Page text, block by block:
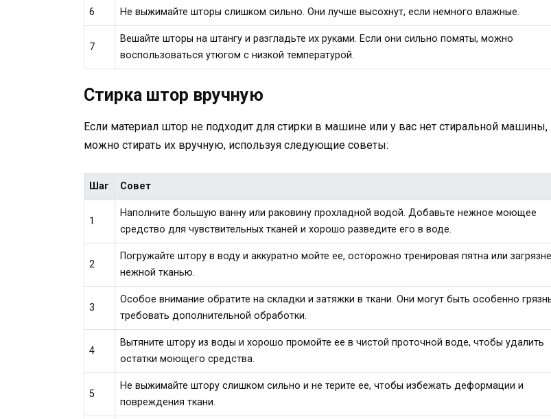
6 Не выжимайте шторы слишком сильно. Они лучше высохнут, если немного влажные.
7
Вешайте шторы на штангу и разгладьте их руками. Если они сильно помяты, можно
воспользоваться утюгом с низкой температурой.
Стирка штор вручную
Если материал штор не подходит для стирки в машине или у вас нет стиральной машины,
можно стирать их вручную, используя следующие советы:
Шаг Совет
1
Наполните большую ванну или раковину прохладной водой. Добавьте нежное моющее
средство для чувствительных тканей и хорошо разведите его в воде.
2
Погружайте штору в воду и аккуратно мойте ее, осторожно тренировая пятна или
нежной тканью.
3
Особое внимание обратите на складки и затяжки в ткани. Они могут быть особенно
требовать дополнительной обработки.
4
Вытяните штору из воды и хорошо промойте ее в чистой проточной воде, чтобы удалить
остатки моющего средства.
5
Не выжимайте штору слишком сильно и не терите ее, чтобы избежать деформации и
повреждения ткани.